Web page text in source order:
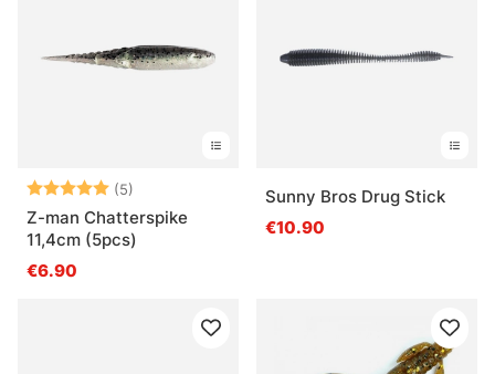
Arvio: (5)
5.0 5:sta tähdestä
Z-man Chatterspike
11,4cm (5pcs)
€6.90
Sunny Bros Drug Stick
€10.90